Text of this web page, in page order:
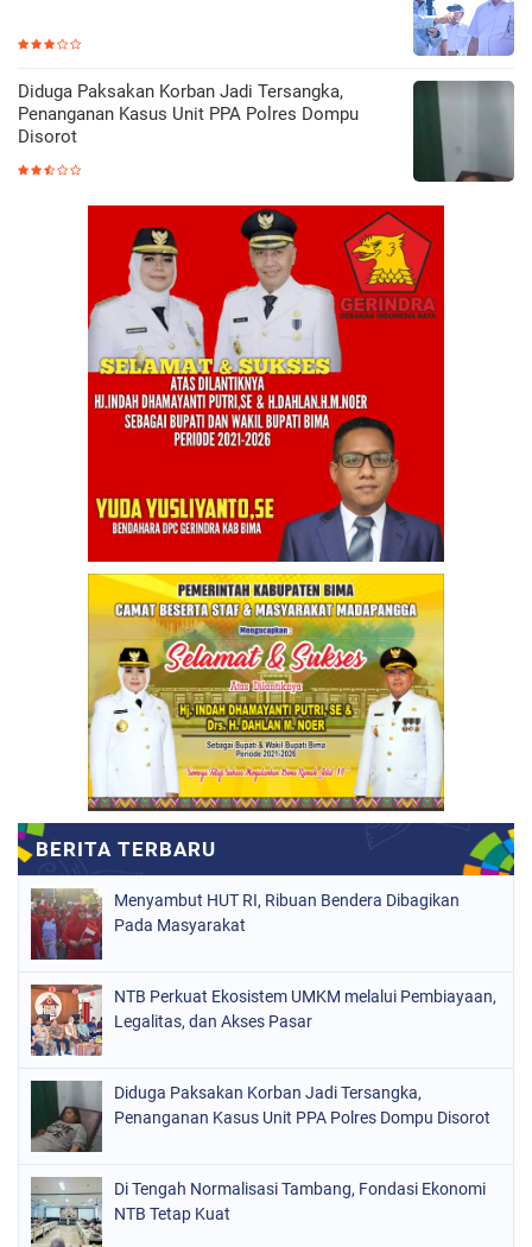
Diduga Paksakan Korban Jadi Tersangka,
Penanganan Kasus Unit PPA Polres Dompu
Disorot
Menyambut HUT RI, Ribuan Bendera Dibagikan
Pada Masyarakat
NTB Perkuat Ekosistem UMKM melalui Pembiayaan,
Legalitas, dan Akses Pasar
Diduga Paksakan Korban Jadi Tersangka,
Penanganan Kasus Unit PPA Polres Dompu Disorot
Di Tengah Normalisasi Tambang, Fondasi Ekonomi
NTB Tetap Kuat